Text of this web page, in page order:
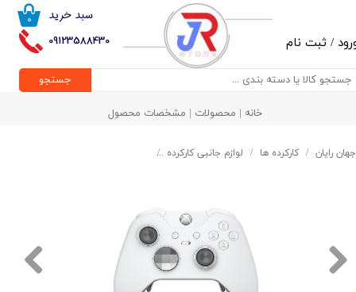
09123588430
۰ سبد خرید
/ ثبت نام
حساب کاربری من
تغییر گذر واژه
جستجو
خانه | محصولات | مشخصات محصول
جهان رایان کارکرده ها لوازم جانبی کارکرده